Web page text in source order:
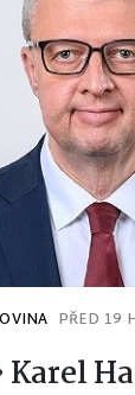
PŘED 19
Karel